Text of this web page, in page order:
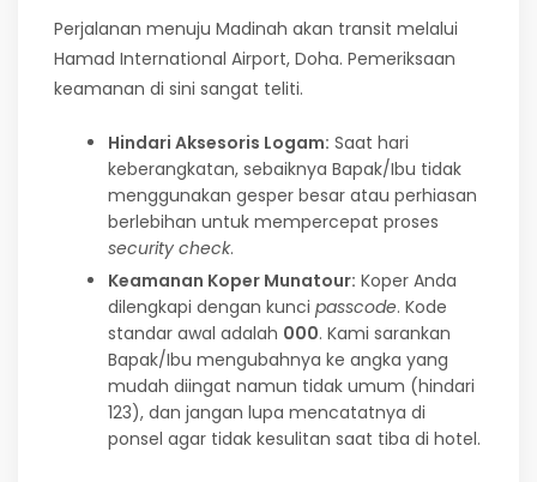
Perjalanan menuju Madinah akan transit melalui
Hamad International Airport, Doha. Pemeriksaan
keamanan di sini sangat teliti.
Hindari Aksesoris Logam: Saat hari
keberangkatan, sebaiknya Bapak/Ibu tidak
menggunakan gesper besar atau perhiasan
berlebihan untuk mempercepat proses
security check.
Keamanan Koper Munatour: Koper Anda
dilengkapi dengan kunci passcode. Kode
standar awal adalah 000. Kami sarankan
Bapak/Ibu mengubahnya ke angka yang
mudah diingat namun tidak umum (hindari
123), dan jangan lupa mencatatnya di
ponsel agar tidak kesulitan saat tiba di hotel.